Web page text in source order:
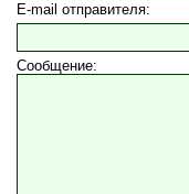
E-mail отправителя:
Сообщение: